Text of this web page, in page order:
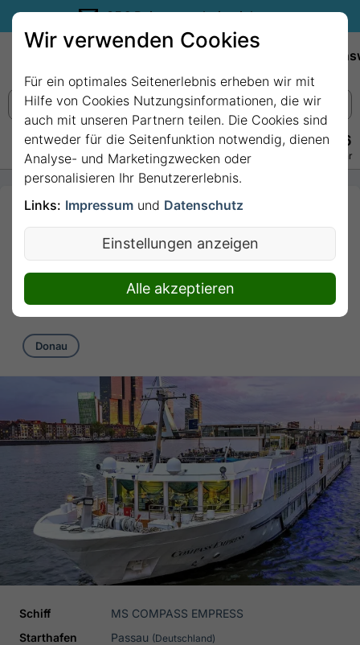
35€ Reisegutschein sichern.
+49 228 3875 7256
Persönlich · Kostenlos · Täglich 08–22 Uhr
7 Nächte - Donau
klassisch erleben -
2026 mit MS COMPASS
EMPRESS
7 Nächte von/bis Passau
Donau
Schiff
MS COMPASS EMPRESS
Starthafen
Passau (Deutschland)
Wir verwenden Cookies
Für ein optimales Seitenerlebnis erheben wir mit
Hilfe von Cookies Nutzungsinformationen, die wir
auch mit unseren Partnern teilen. Die Cookies sind
entweder für die Seitenfunktion notwendig, dienen
Analyse- und Marketingzwecken oder
personalisieren Ihr Benutzererlebnis.
Links: Impressum und Datenschutz
Einstellungen anzeigen
Alle akzeptieren